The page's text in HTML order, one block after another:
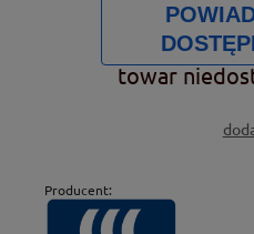
towar
Producent: